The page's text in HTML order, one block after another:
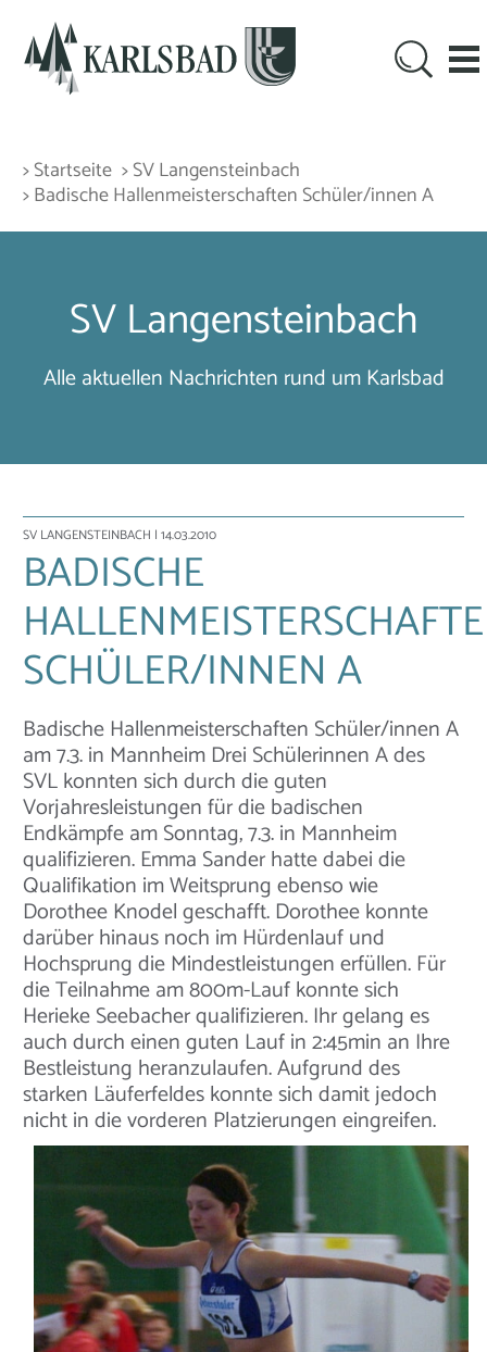
> Startseite > SV Langensteinbach
> Badische Hallenmeisterschaften Schüler/innen A
SV Langensteinbach
Alle aktuellen Nachrichten rund um Karlsbad
SV LANGENSTEINBACH | 14.03.2010
BADISCHE
SCHÜLER/INNEN A
Badische Hallenmeisterschaften Schüler/innen A
am 7.3. in Mannheim Drei Schülerinnen A des
SVL konnten sich durch die guten
Vorjahresleistungen für die badischen
Endkämpfe am Sonntag, 7.3. in Mannheim
qualifizieren. Emma Sander hatte dabei die
Qualifikation im Weitsprung ebenso wie
Dorothee Knodel geschafft. Dorothee konnte
darüber hinaus noch im Hürdenlauf und
Hochsprung die Mindestleistungen erfüllen. Für
die Teilnahme am 800m-Lauf konnte sich
Herieke Seebacher qualifizieren. Ihr gelang es
auch durch einen guten Lauf in 2:45min an Ihre
Bestleistung heranzulaufen. Aufgrund des
starken Läuferfeldes konnte sich damit jedoch
nicht in die vorderen Platzierungen eingreifen.